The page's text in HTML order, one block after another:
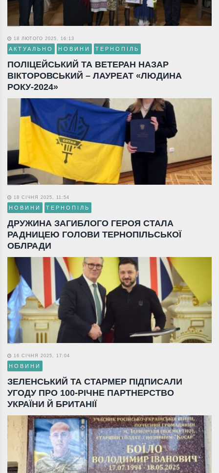
18 ЛЮТОГО 2025, 16:13
АКТУАЛЬНО НОВИНИ ТЕРНОПІЛЬ
ПОЛІЦЕЙСЬКИЙ ТА ВЕТЕРАН НАЗАР
ВІКТОРОВСЬКИЙ – ЛАУРЕАТ «ЛЮДИНА
РОКУ-2024»
18 СІЧНЯ 2025, 11:54
НОВИНИ ТЕРНОПІЛЬ
ДРУЖИНА ЗАГИБЛОГО ГЕРОЯ СТАЛА
РАДНИЦЕЮ ГОЛОВИ ТЕРНОПІЛЬСЬКОЇ
ОБЛРАДИ
16 СІЧНЯ 2025, 17:04
НОВИНИ
ЗЕЛЕНСЬКИЙ ТА СТАРМЕР ПІДПИСАЛИ
УГОДУ ПРО 100-РІЧНЕ ПАРТНЕРСТВО
УКРАЇНИ Й БРИТАНІЇ